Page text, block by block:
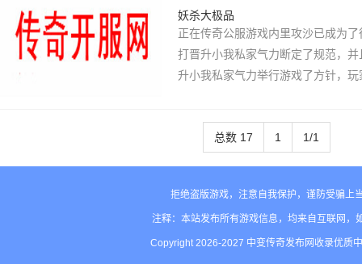
妖杀大极品
正在传奇公服游戏内里攻沙已成为
打晋升小我私家气力断定了规范，
升小我私家气力举行游戏了方针，
念没有到了属
总数 17 1 1/1
拒绝盗版游戏，注意自我保护，谨防受骗上
注释：本站发布所有游戏信息，均来自互联网
Copyright 2026-2027 中变传奇发布网收录优质